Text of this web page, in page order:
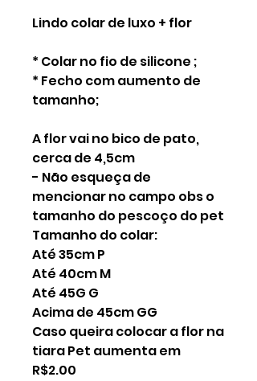
Lindo colar de luxo + flor
* Colar no fio de silicone ;
* Fecho com aumento de
tamanho;
A flor vai no bico de pato,
cerca de 4,5cm
- Não esqueça de
mencionar no campo obs o
tamanho do pescoço do pet
Tamanho do colar:
Até 35cm P
Até 40cm M
Até 45G G
Acima de 45cm GG
Caso queira colocar a flor na
tiara Pet aumenta em
R$2.00